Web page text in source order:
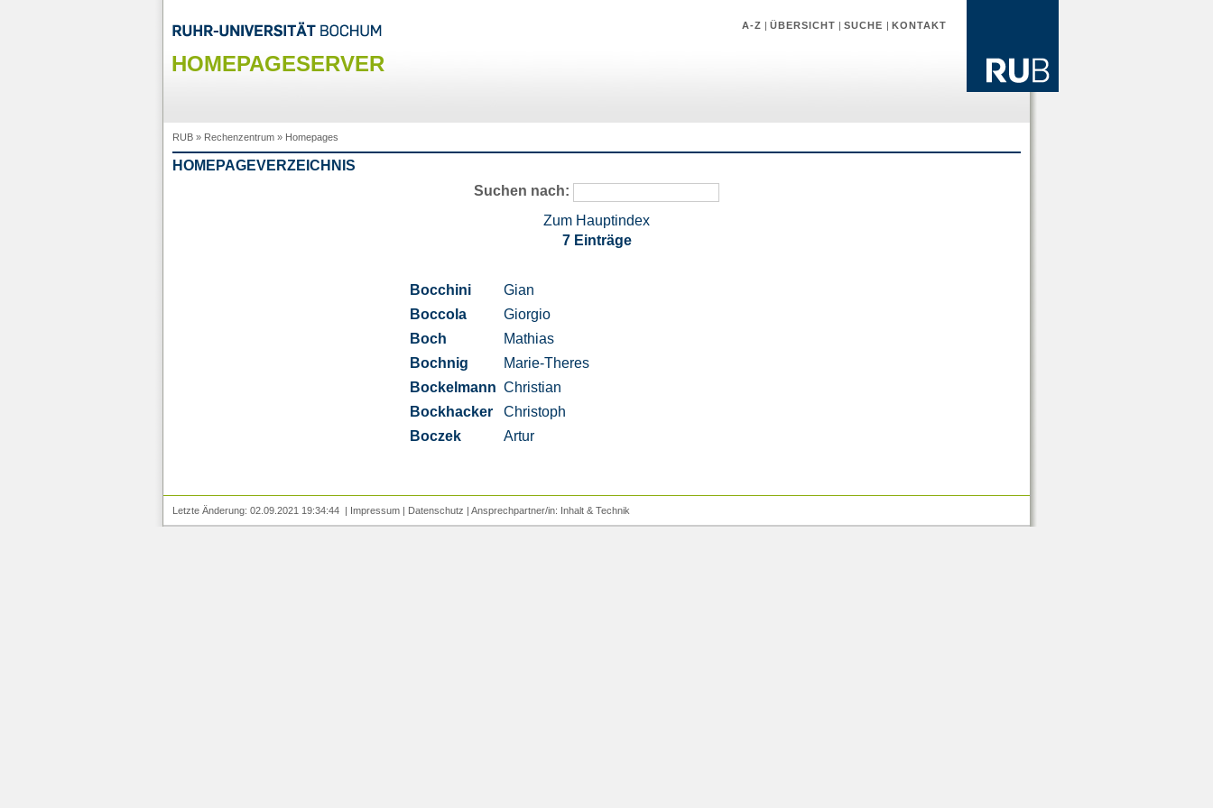
A-Z |ÜBERSICHT |SUCHE |KONTAKT
HOMEPAGESERVER
RUB» Rechenzentrum» Homepages
HOMEPAGEVERZEICHNIS
Suchen nach:
Zum Hauptindex
7 Einträge
Bocchini
Gian
Boccola
Giorgio
Boch
Mathias
Bochnig
Marie-Theres
Bockelmann Christian
Bockhacker
Christoph
Boczek
Artur
Letzte Änderung: 02.09.2021 19:34:44 | Impressum| Datenschutz | Ansprechpartner/in: Inhalt& Technik